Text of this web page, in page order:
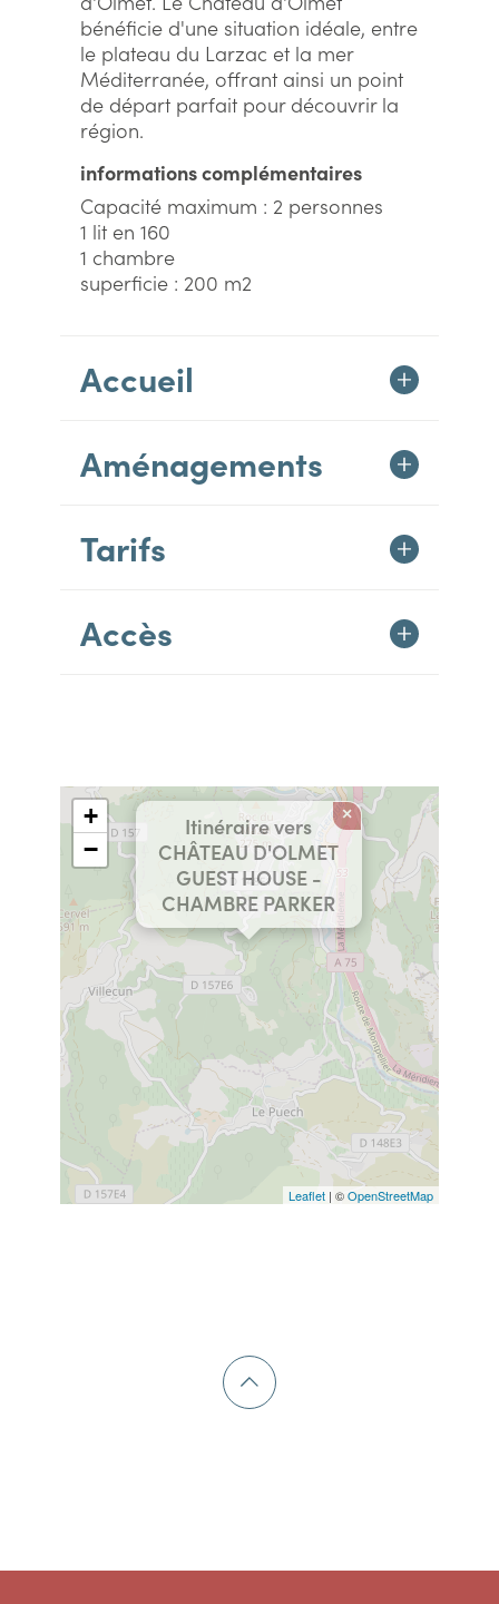
bénéficie d'une situation idéale, entre
le plateau du Larzac et la mer
Méditerranée, offrant ainsi un point
de départ parfait pour découvrir la
région.
informations complémentaires
Capacité maximum : 2 personnes
1 lit en 160
1 chambre
superficie : 200 m2
Accueil
Aménagements
Tarifs
Accès
Itinéraire vers
CHÂTEAU D'OLMET
GUEST HOUSE -
CHAMBRE PARKER
×
+
−
Leaflet | ©OpenStreetMap